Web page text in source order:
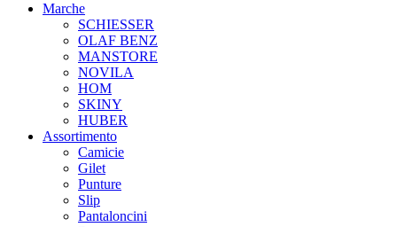
Marche
SCHIESSER
OLAF BENZ
MANSTORE
NOVILA
HOM
SKINY
HUBER
Assortimento
Camicie
Gilet
Punture
Slip
Pantaloncini